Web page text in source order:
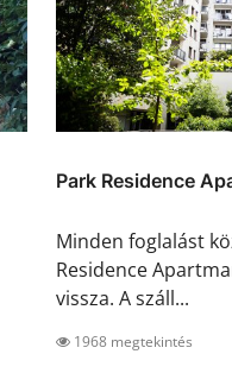
Park Residence
Minden foglalást
Residence
vissza. A száll...
1968 megtekintés